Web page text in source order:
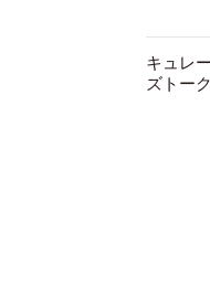
キュレ
ズトーク